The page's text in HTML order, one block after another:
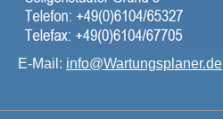
E-Mail: info@Wartungsplaner.de